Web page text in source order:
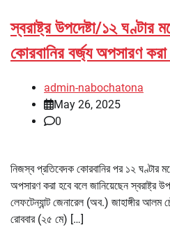
স্বরাষ্ট্র উপদেষ্টা/১২ ঘণ্টার
কোরবানির বর্জ্য অপসারণ করা
admin-nabochatona
May 26, 2025
0
নিজস্ব প্রতিবেদক কোরবানির পর ১২ ঘণ্টার
অপসারণ করা হবে বলে জানিয়েছেন স্বরাষ্ট্র
লেফটেন্যান্ট জেনারেল (অব.) জাহাঙ্গীর আলম
রোববার (২৫ মে) […]